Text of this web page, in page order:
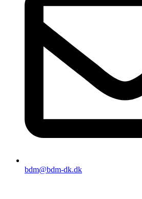
bdm@bdm-dk.dk